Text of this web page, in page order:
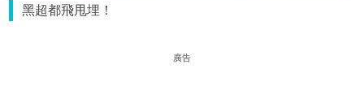
黑超都飛甩埋！
廣告